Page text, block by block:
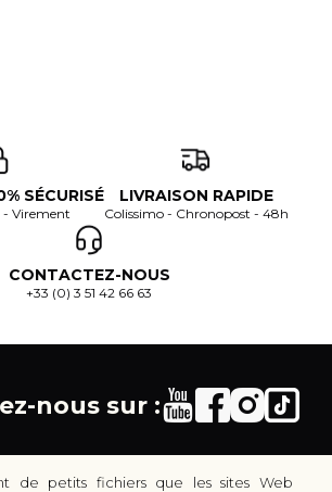
SÉCURISÉ
- Virement
LIVRAISON RAPIDE
Colissimo - Chronopost - 48h
CONTACTEZ-NOUS
+33 (0) 3 51 42 66 63
nous sur :
de petits fichiers que les sites Web